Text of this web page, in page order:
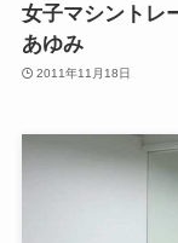
女子マシントレ
あゆみ
2011年11月18日